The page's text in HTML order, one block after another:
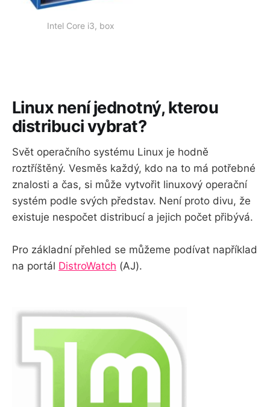
Intel Core i3, box
Linux není jednotný, kterou
distribuci vybrat?
Svět operačního systému Linux je hodně
roztříštěný. Vesměs každý, kdo na to má potřebné
znalosti a čas, si může vytvořit linuxový operační
systém podle svých představ. Není proto divu, že
existuje nespočet distribucí a jejich počet přibývá.
Pro základní přehled se můžeme podívat například
na portál DistroWatch (AJ).